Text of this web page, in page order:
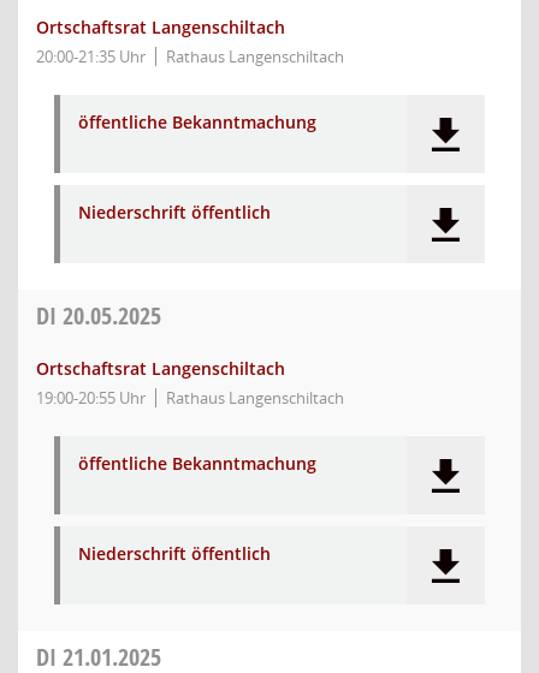
Ortschaftsrat Langenschiltach
20:00-21:35 Uhr Rathaus Langenschiltach
öffentliche Bekanntmachung
Niederschrift öffentlich
DI 20.05.2025
Ortschaftsrat Langenschiltach
19:00-20:55 Uhr Rathaus Langenschiltach
öffentliche Bekanntmachung
Niederschrift öffentlich
DI 21.01.2025